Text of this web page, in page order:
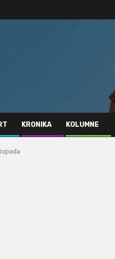
KRONIKA KOLUMNE